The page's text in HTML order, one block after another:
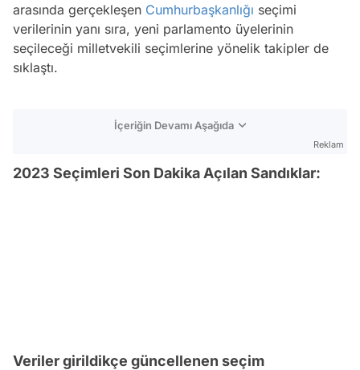
arasında gerçekleşen Cumhurbaşkanlığı seçimi
verilerinin yanı sıra, yeni parlamento üyelerinin
seçileceği milletvekili seçimlerine yönelik takipler de
sıklaştı.
İçeriğin Devamı Aşağıda
Reklam
2023 Seçimleri Son Dakika Açılan Sandıklar:
Veriler girildikçe güncellenen seçim